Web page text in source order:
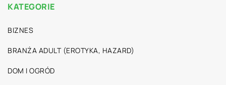
KATEGORIE
BIZNES
BRANŻA ADULT (EROTYKA, HAZARD)
DOM I OGRÓD